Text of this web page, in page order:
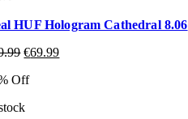
HUF Hologram Cathedral 8.06
€69.99
Off